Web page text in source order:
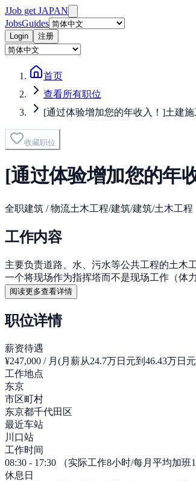
JJob get JAPAN
JobsGuides
Login 注册
首页
查看所有职位
[通过体验增加您的年收入！]土建
收藏职位
[通过体验增加您的年
全职建筑 / 物流土木工程/建筑/建筑/土木工程
工作内容
主要负责道路、水、污水等公共工程的土木
一个将现场作为指挥塔而不是现场工作（体
阅读更多查看详情
职位详情
薪资待遇
¥247,000 / 月 (月薪从24.7万日元到46.43万日
工作地点
东京
市区町村
东京都千代田区
最近车站
川口站
工作时间
08:30 - 17:30 （实际工作8小时/每月平均加班
休息日